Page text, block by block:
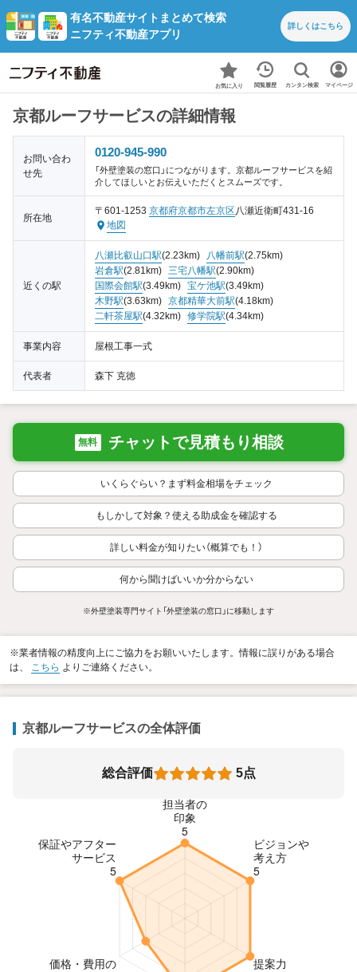
有名不動産サイトまとめて検索
ニフティ不動産アプリ
詳しくはこちら
お気に入り 閲覧履歴 カンタン検索 マイページ
京都ルーフサービスの詳細情報
お問い合わ
せ先
0120-945-990
「外壁塗装の窓口」につながります。京都ルーフサービスを紹
介してほしいとお伝えいただくとスムーズです。
所在地
〒601-1253 京都府京都市左京区八瀬近衛町431-16
地図
近くの駅
八瀬比叡山口駅(2.23km) 八幡前駅(2.75km)
岩倉駅(2.81km) 三宅八幡駅(2.90km)
国際会館駅(3.49km) 宝ケ池駅(3.49km)
木野駅(3.63km) 京都精華大前駅(4.18km)
二軒茶屋駅(4.32km) 修学院駅(4.34km)
事業内容 屋根工事一式
代表者 森下 克徳
無料 チャットで見積もり相談
いくらぐらい？まず料金相場をチェック
もしかして対象？使える助成金を確認する
詳しい料金が知りたい（概算でも！）
何から聞けばいいか分からない
※外壁塗装専門サイト「外壁塗装の窓口」に移動します
※業者情報の精度向上にご協力をお願いいたします。情報に誤りがある場合
は、 こちら よりご連絡ください。
京都ルーフサービスの全体評価
総合評価 5点